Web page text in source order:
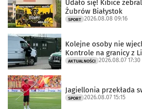
Udało się! Kibice
Żubrów Białystok
SPORT 2026.08.08 09:16
Kolejne osoby nie
Kontrole na granicy z
AKTUALNOŚCI 2026.08.07 17:30
Jagiellonia przekłada
SPORT 2026.08.07 15:15